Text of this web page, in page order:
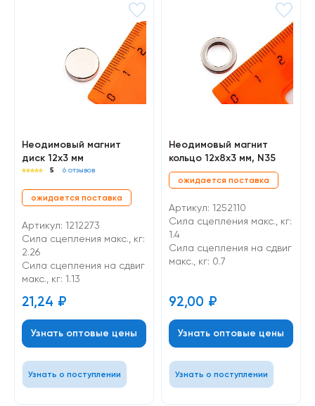
Неодимовый магнит
диск 12х3 мм
5 6 отзывов
ожидается поставка
Артикул: 1212273
Сила сцепления макс., кг:
2.26
Cила сцепления на сдвиг
макс., кг: 1.13
21,24 ₽
Узнать оптовые цены
Узнать о поступлении
Неодимовый магнит
кольцо 12х8х3 мм, N35
ожидается поставка
Артикул: 1252110
Сила сцепления макс., кг:
1.4
Cила сцепления на сдвиг
макс., кг: 0.7
92,00 ₽
Узнать оптовые цены
Узнать о поступлении